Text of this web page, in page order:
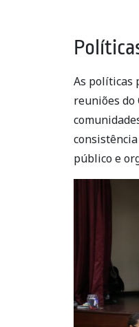
As políticas
reuniões do
público e